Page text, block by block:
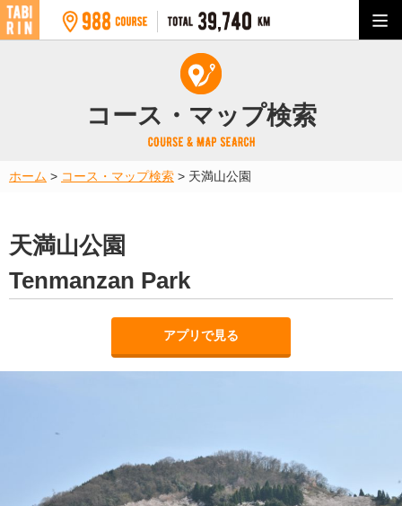
コース・マップ検索
ホーム > コース・マップ検索 > 天満山公園
天満山公園
Tenmanzan Park
アプリで見る